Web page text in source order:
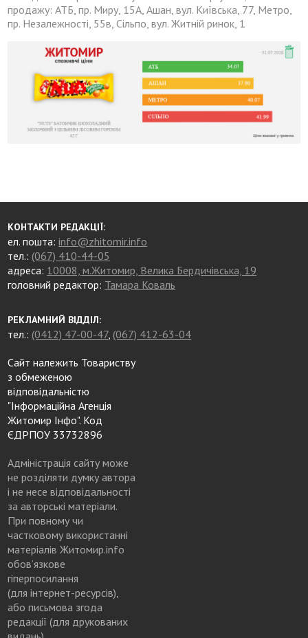
продажу: АТБ, пр. Миру, 15А, Ашан, вул. Київська, 77, Метро,
пр. Незалежності, 55в, Сільпо, вул. Житній ринок, 1
КОНТАКТИ РЕДАКЦІЇ:
ел. пошта:info@zhitomir.info
тел.: (067) 410-44-05
адреса: 10008, м.Житомир, Велика Бердичівська, 19
головний редактор: Тамара Коваль
РЕКЛАМНИЙ ВІДДІЛ:
тел.: (0412) 47-00-47, (067) 412-63-04
Сайт належить Товариству
з обмеженою
відповідальністю
"Інформаційна Агенція
Житомир Інфо". Код
ЄДРПОУ 33732896
Адміністрація сайту може
не розділяти думку автора
і не несе відповідальності
за авторські матеріали.
При повному чи
частковому використанні
матеріалів Житомир.info
обов’язкове
гіперпосилання
(для інтернет-ресурсів),
або письмова згода
редакції (для друкованих